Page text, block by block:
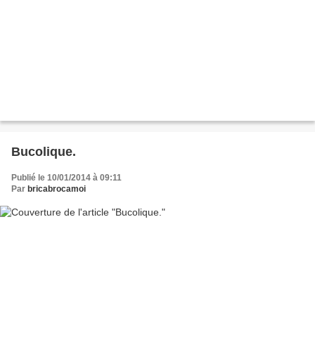
Bucolique.
Publié le 10/01/2014 à 09:11
Par bricabrocamoi